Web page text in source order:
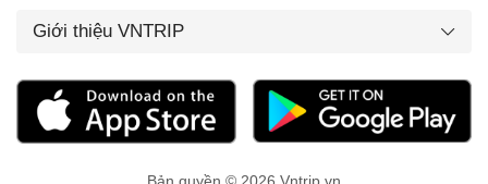
Giới thiệu VNTRIP